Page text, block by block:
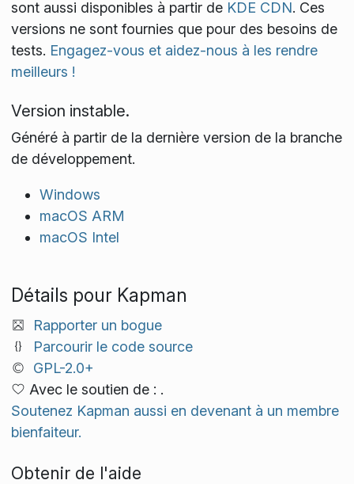
sont aussi disponibles à partir de KDE CDN. Ces
versions ne sont fournies que pour des besoins de
tests. Engagez-vous et aidez-nous à les rendre
meilleurs !
Version instable.
Généré à partir de la dernière version de la branche
de développement.
Windows
macOS ARM
macOS Intel
Détails pour Kapman
Rapporter un bogue
Parcourir le code source
GPL-2.0+
Avec le soutien de : .
Soutenez Kapman aussi en devenant à un membre
bienfaiteur.
Obtenir de l'aide